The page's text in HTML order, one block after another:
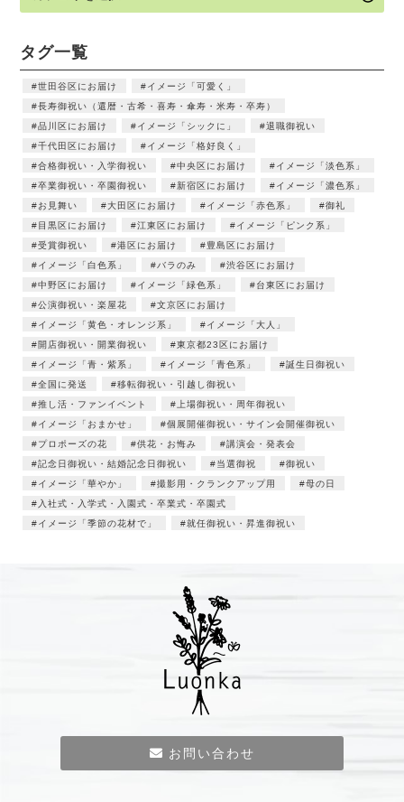
タグ一覧
世田谷区にお届け
イメージ「可愛く」
長寿御祝い（還暦・古希・喜寿・傘寿・米寿・卒寿）
品川区にお届け
イメージ「シックに」
退職御祝い
千代田区にお届け
イメージ「格好良く」
合格御祝い・入学御祝い
中央区にお届け
イメージ「淡色系」
卒業御祝い・卒園御祝い
新宿区にお届け
イメージ「濃色系」
お見舞い
大田区にお届け イメージ「赤色系」
御礼
目黒区にお届け
江東区にお届け
イメージ「ピンク系」
受賞御祝い
港区にお届け
豊島区にお届け
イメージ「白色系」
バラのみ
渋谷区にお届け
中野区にお届け
イメージ「緑色系」
台東区にお届け
公演御祝い・楽屋花
文京区にお届け
イメージ「黄色・オレンジ系」
イメージ「大人」
開店御祝い・開業御祝い
東京都23区にお届け
イメージ「青・紫系」
イメージ「青色系」
誕生日御祝い
全国に発送
移転御祝い・引越し御祝い
推し活・ファンイベント
上場御祝い・周年御祝い
イメージ「おまかせ」
個展開催御祝い・サイン会開催御祝い
プロポーズの花
供花・お悔み
講演会・発表会
記念日御祝い・結婚記念日御祝い
当選御祝
御祝い
イメージ「華やか」
撮影用・クランクアップ用
母の日
入社式・入学式・入園式・卒業式・卒園式
イメージ「季節の花材で」
就任御祝い・昇進御祝い
お問い合わせ